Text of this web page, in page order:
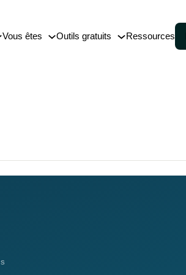
Vous êtes Outils gratuits Ressources